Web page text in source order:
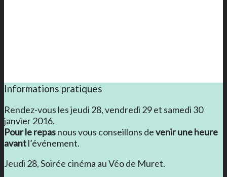
Informations pratiques
Rendez-vous les jeudi 28, vendredi 29 et samedi 30
janvier 2016.
Pour le repasnous vous conseillons devenir une heure
avantl’événement.
Jeudi 28, Soirée cinéma au Véo de Muret.